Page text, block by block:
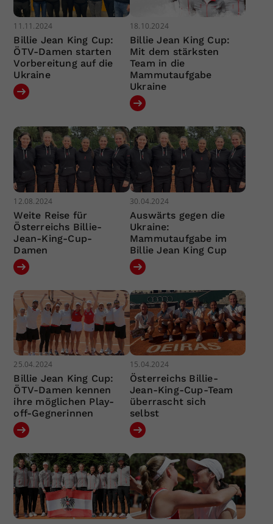
11.11.2024
Billie Jean King Cup:
ÖTV-Damen starten
Vorbereitung auf die
Ukraine
18.10.2024
Billie Jean King Cup:
Mit dem stärksten
Team in die
Mammutaufgabe
Ukraine
12.08.2024
Weite Reise für
Österreichs Billie-
Jean-King-Cup-
Damen
30.04.2024
Auswärts gegen die
Ukraine:
Mammutaufgabe im
Billie Jean King Cup
25.04.2024
Billie Jean King Cup:
ÖTV-Damen kennen
ihre möglichen Play-
off-Gegnerinnen
15.04.2024
Österreichs Billie-
Jean-King-Cup-Team
überrascht sich
selbst